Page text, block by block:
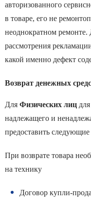
авторизованного
в товаре, его не
неоднократном ремонте.
рассмотрения
какой именно дефект
Возврат денежных
Для Физических лиц
надлежащего и
предоставить
При возврате товара
на технику
Договор купли-